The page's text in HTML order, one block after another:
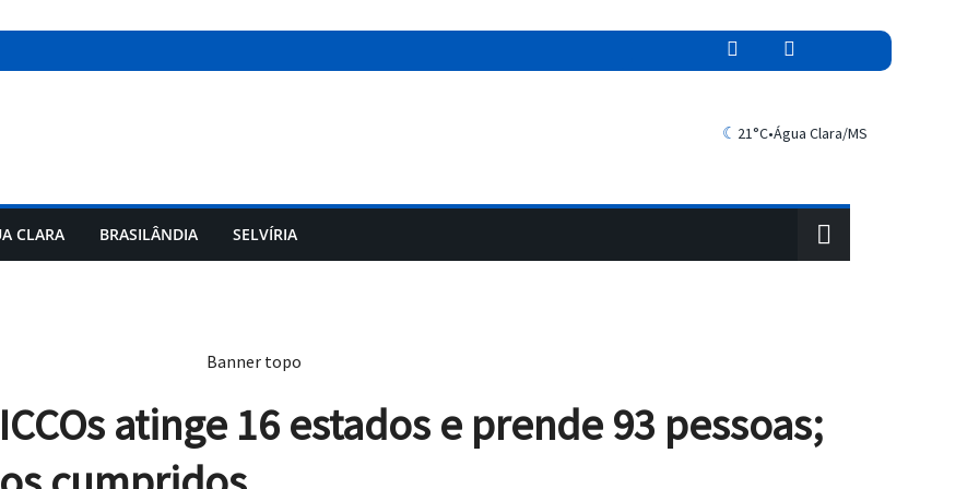
☾ 21°C•Água Clara/MS
CLARA BRASILÂNDIA SELVÍRIA
atinge 16 estados e prende 93 pessoas;